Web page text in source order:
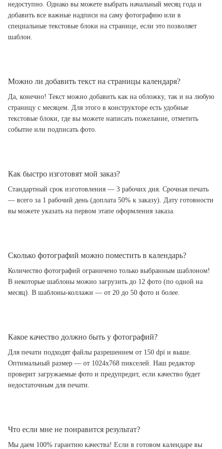
недоступно. Однако вы можете выбрать начальный месяц года и
добавить все важные надписи на саму фотографию или в
специальные текстовые блоки на странице, если это позволяет
шаблон.
Можно ли добавить текст на страницы календаря?
Да, конечно! Текст можно добавить как на обложку, так и на любую
страницу с месяцем. Для этого в конструкторе есть удобные
текстовые блоки, где вы можете написать пожелание, отметить
событие или подписать фото.
Как быстро изготовят мой заказ?
Стандартный срок изготовления — 3 рабочих дня. Срочная печать
— всего за 1 рабочий день (доплата 50% к заказу). Дату готовности
вы можете указать на первом этапе оформления заказа.
Сколько фотографий можно поместить в календарь?
Количество фотографий ограничено только выбранным шаблоном!
В некоторые шаблоны можно загрузить до 12 фото (по одной на
месяц). В шаблоны-коллажи — от 20 до 50 фото и более.
Какое качество должно быть у фотографий?
Для печати подходят файлы разрешением от 150 dpi и выше.
Оптимальный размер — от 1024x768 пикселей. Наш редактор
проверит загружаемые фото и предупредит, если качество будет
недостаточным для печати.
Что если мне не понравится результат?
Мы даем 100% гарантию качества! Если в готовом календаре вы